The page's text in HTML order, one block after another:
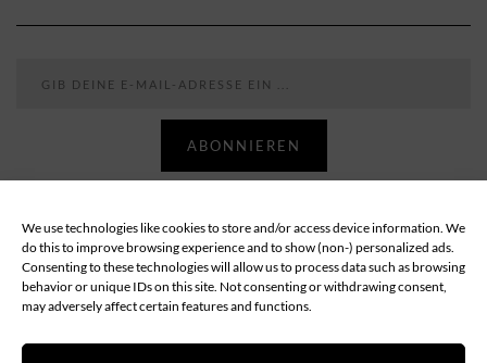
We use technologies like cookies to store and/or access device information. We
do this to improve browsing experience and to show (non-) personalized ads.
Consenting to these technologies will allow us to process data such as browsing
behavior or unique IDs on this site. Not consenting or withdrawing consent,
may adversely affect certain features and functions.
ABONNIEREN
Follow
ABOUT DATENSCHUTZ
IMPRESSUM
COOKIE-RICHTLINIE (EU)